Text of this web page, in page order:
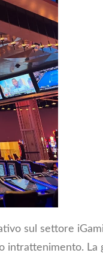
sul settore
intrattenimento. La